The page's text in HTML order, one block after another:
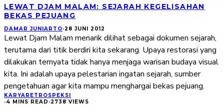
LEWAT DJAM MALAM: SEJARAH KEGELISAHAN
BEKAS PEJUANG
DAMAR JUNIARTO·28 JUNI 2012
Lewat Djam Malam menarik dilihat sebagai dokumen sejarah,
terutama dari titik berdiri kita sekarang. Upaya restorasi yang
dilakukan ternyata tidak hanya menjaga warisan budaya visual
kita. Ini adalah upaya pelestarian ingatan sejarah, sumber
pengetahuan agar kita mampu menghargai bekas pejuang.
KARYA RETROSPEKSI
·4 MINS READ ·2738 VIEWS